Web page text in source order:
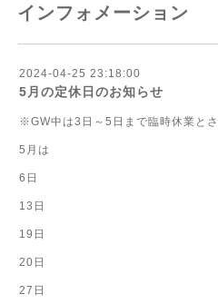
インフォメーション
2024-04-25 23:18:00
5月の定休日のお知らせ
※GW中は3日～5日まで臨時休業とさ
5月は
6日
13日
19日
20日
27日